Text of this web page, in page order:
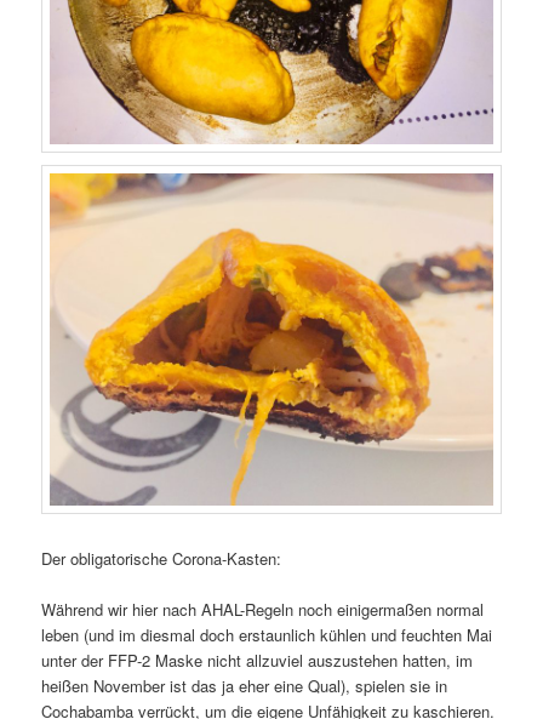
Der obligatorische Corona-Kasten:
Während wir hier nach AHAL-Regeln noch einigermaßen normal
leben (und im diesmal doch erstaunlich kühlen und feuchten Mai
unter der FFP-2 Maske nicht allzuviel auszustehen hatten, im
heißen November ist das ja eher eine Qual), spielen sie in
Cochabamba verrückt, um die eigene Unfähigkeit zu kaschieren.